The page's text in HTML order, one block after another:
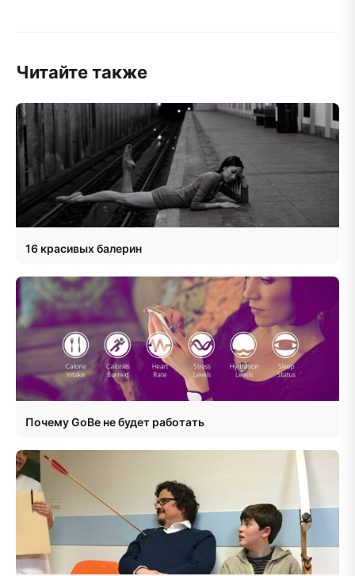
Читайте также
16 красивых балерин
Почему GoBe не будет работать